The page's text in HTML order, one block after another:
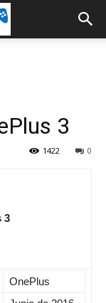
3
0
1422
3
OnePlus